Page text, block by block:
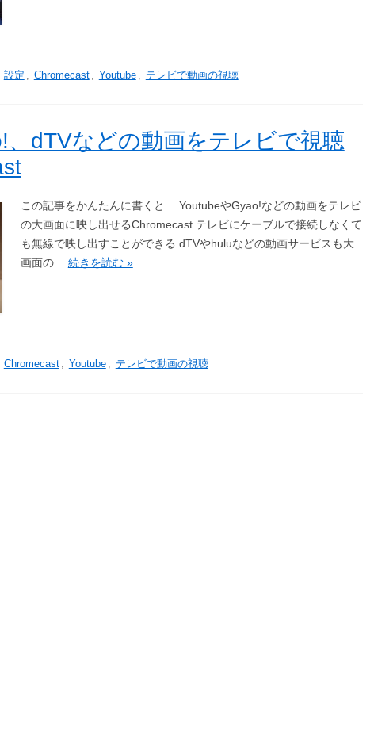
設定 , Chromecast , Youtube , テレビで動画の視聴
、dTVなどの動画をテレビで視聴
この記事をかんたんに書くと… YoutubeやGyao!などの動画をテレビ
の大画面に映し出せるChromecast テレビにケーブルで接続しなくて
も無線で映し出すことができる dTVやhuluなどの動画サービスも大
画面の… 続きを読む »
Chromecast , Youtube , テレビで動画の視聴